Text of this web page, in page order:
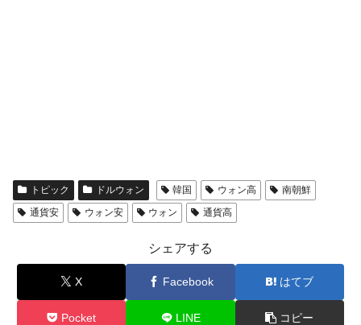
トピック ドルウォン 韓国 ウォン高
南朝鮮
通貨安
ウォン安 ウォン 通貨高
シェアする
X Facebook はてブ
Pocket LINE コピー